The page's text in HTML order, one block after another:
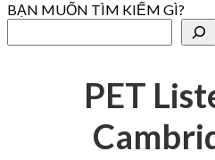
BẠN MUỐN TÌM KIẾM GÌ?
PET